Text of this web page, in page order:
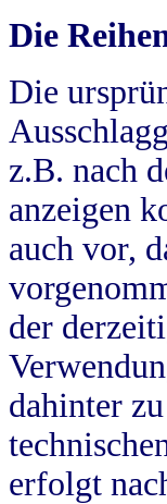
Die
Die
z.B. nach
anzeigen
auch vor,
der
dahinter
erfolgt